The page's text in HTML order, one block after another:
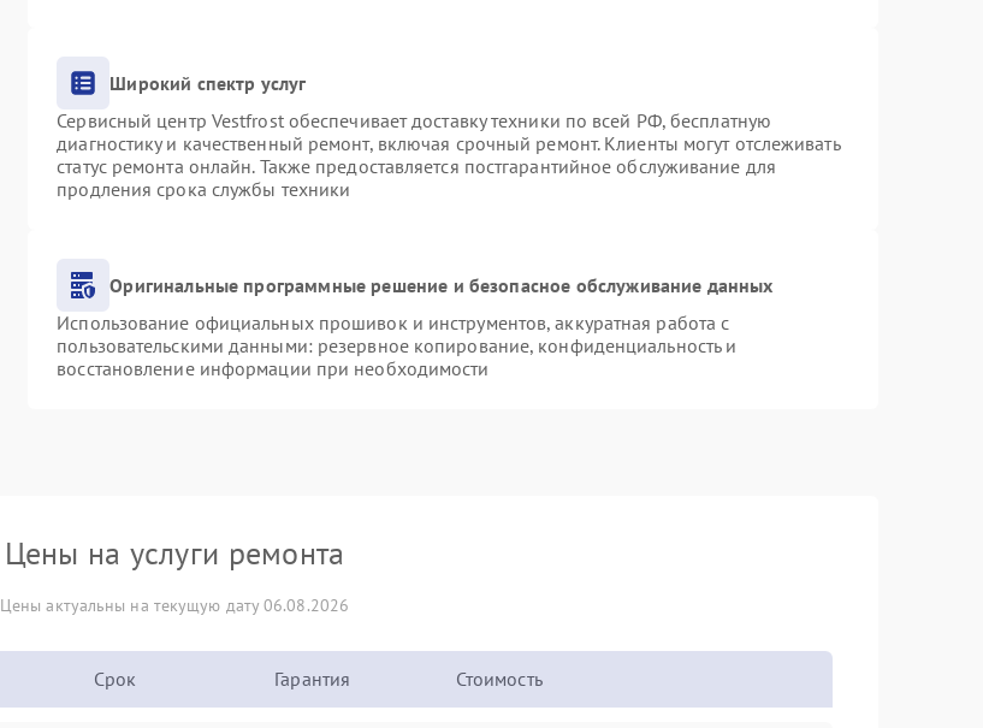
Широкий спектр услуг
Сервисный центр Vestfrost обеспечивает доставку техники по всей РФ, бесплатную
диагностику и качественный ремонт, включая срочный ремонт. Клиенты могут отслеживать
статус ремонта онлайн. Также предоставляется постгарантийное обслуживание для
продления срока службы техники
Оригинальные программные решение и безопасное обслуживание данных
Использование официальных прошивок и инструментов, аккуратная работа с
пользовательскими данными: резервное копирование, конфиденциальность и
восстановление информации при необходимости
Цены на услуги ремонта
Цены актуальны на текущую дату 06.08.2026
Срок Гарантия Стоимость